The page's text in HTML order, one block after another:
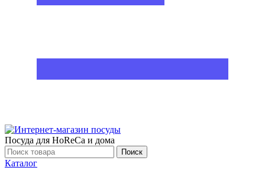
Посуда для HoReCa и дома
Поиск
Каталог